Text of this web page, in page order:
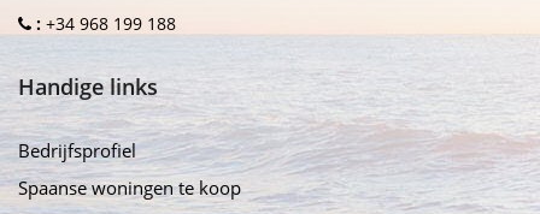
: +34 968 199 188
Handige links
Bedrijfsprofiel
Spaanse woningen te koop